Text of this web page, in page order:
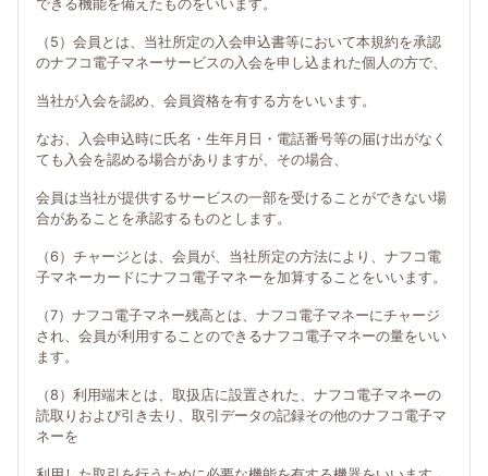
できる機能を備えたものをいいます。
（5）会員とは、当社所定の入会申込書等において本規約を承認
のナフコ電子マネーサービスの入会を申し込まれた個人の方で、
当社が入会を認め、会員資格を有する方をいいます。
なお、入会申込時に氏名・生年月日・電話番号等の届け出がなく
ても入会を認める場合がありますが、その場合、
会員は当社が提供するサービスの一部を受けることができない場
合があることを承認するものとします。
（6）チャージとは、会員が、当社所定の方法により、ナフコ電
子マネーカードにナフコ電子マネーを加算することをいいます。
（7）ナフコ電子マネー残高とは、ナフコ電子マネーにチャージ
され、会員が利用することのできるナフコ電子マネーの量をいい
ます。
（8）利用端末とは、取扱店に設置された、ナフコ電子マネーの
読取りおよび引き去り、取引データの記録その他のナフコ電子マ
ネーを